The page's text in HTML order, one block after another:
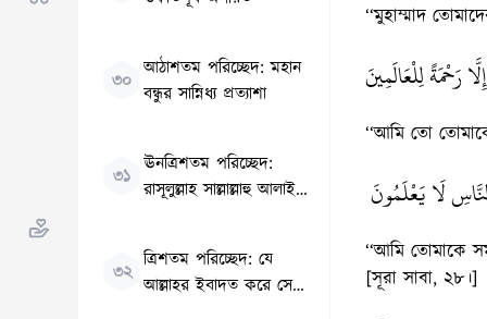
৩০
আঠাশতম পরিচ্ছেদ: মহান
বন্ধুর সান্নিধ্য প্রত্যাশা
৩১
ঊনত্রিশতম পরিচ্ছেদ:
রাসূলুল্লাহ সাল্লাল্লাহু আলাইহি
৩২
ত্রিশতম পরিচ্ছেদ: যে
আল্লাহর ইবাদত করে সে
‘‘মুহাম্মাদ
رَحْمَةً لِلْعَالَمِينَ
‘‘আমি তো
لَا يَعْلَمُونَ
‘‘আমি তোমাকে
[সূরা সাবা, ২৮।]